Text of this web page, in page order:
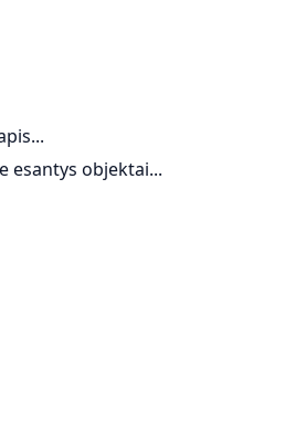
esantys objektai...